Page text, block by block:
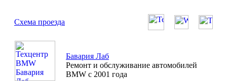
Схема проезда
Бавария Лаб
Ремонт и обслуживание автомобилей
BMW с 2001 года